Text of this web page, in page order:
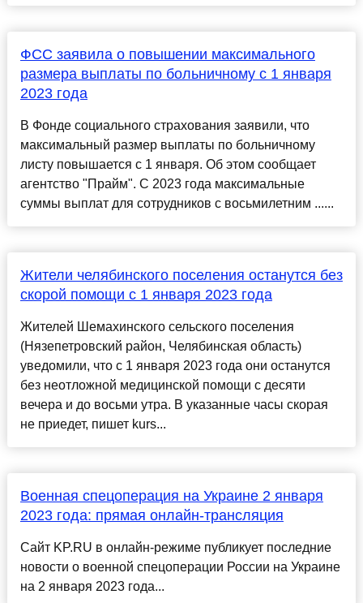
ФСС заявила о повышении максимального
размера выплаты по больничному с 1 января
2023 года
В Фонде социального страхования заявили, что
максимальный размер выплаты по больничному
листу повышается с 1 января. Об этом сообщает
агентство "Прайм". С 2023 года максимальные
суммы выплат для сотрудников с восьмилетним ......
Жители челябинского поселения останутся без
скорой помощи с 1 января 2023 года
Жителей Шемахинского сельского поселения
(Нязепетровский район, Челябинская область)
уведомили, что с 1 января 2023 года они останутся
без неотложной медицинской помощи с десяти
вечера и до восьми утра. В указанные часы скорая
не приедет, пишет kurs...
Военная спецоперация на Украине 2 января
2023 года: прямая онлайн-трансляция
Сайт KP.RU в онлайн-режиме публикует последние
новости о военной спецоперации России на Украине
на 2 января 2023 года...